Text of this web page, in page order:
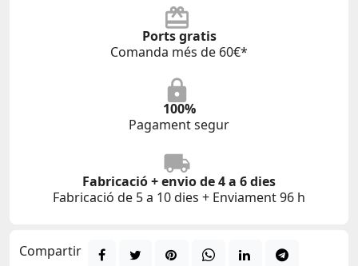
Ports gratis
Comanda més de 60€*
100%
Pagament segur
Fabricació + envio de 4 a 6 dies
Fabricació de 5 a 10 dies + Enviament 96 h
Compartir